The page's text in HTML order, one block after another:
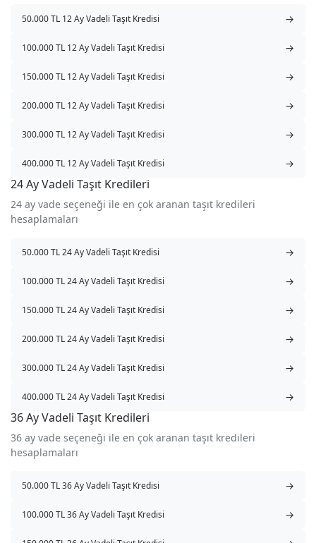
50.000 TL 12 Ay Vadeli Taşıt Kredisi →
100.000 TL 12 Ay Vadeli Taşıt Kredisi →
150.000 TL 12 Ay Vadeli Taşıt Kredisi →
200.000 TL 12 Ay Vadeli Taşıt Kredisi →
300.000 TL 12 Ay Vadeli Taşıt Kredisi →
400.000 TL 12 Ay Vadeli Taşıt Kredisi →
24 Ay Vadeli Taşıt Kredileri
24 ay vade seçeneği ile en çok aranan taşıt kredileri
hesaplamaları
50.000 TL 24 Ay Vadeli Taşıt Kredisi →
100.000 TL 24 Ay Vadeli Taşıt Kredisi →
150.000 TL 24 Ay Vadeli Taşıt Kredisi →
200.000 TL 24 Ay Vadeli Taşıt Kredisi →
300.000 TL 24 Ay Vadeli Taşıt Kredisi →
400.000 TL 24 Ay Vadeli Taşıt Kredisi →
36 Ay Vadeli Taşıt Kredileri
36 ay vade seçeneği ile en çok aranan taşıt kredileri
hesaplamaları
50.000 TL 36 Ay Vadeli Taşıt Kredisi →
100.000 TL 36 Ay Vadeli Taşıt Kredisi →